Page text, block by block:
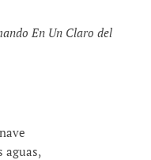
En Un Claro del
aguas,